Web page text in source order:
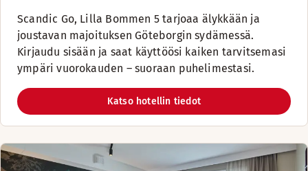
Scandic Go, Lilla Bommen 5 tarjoaa älykkään ja
joustavan majoituksen Göteborgin sydämessä.
Kirjaudu sisään ja saat käyttöösi kaiken tarvitsemasi
ympäri vuorokauden – suoraan puhelimestasi.
Katso hotellin tiedot